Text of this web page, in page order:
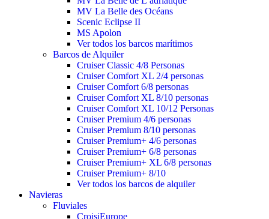
MV La Belle des Océans
Scenic Eclipse II
MS Apolon
Ver todos los barcos marítimos
Barcos de Alquiler
Cruiser Classic 4/8 Personas
Cruiser Comfort XL 2/4 personas
Cruiser Comfort 6/8 personas
Cruiser Comfort XL 8/10 personas
Cruiser Comfort XL 10/12 Personas
Cruiser Premium 4/6 personas
Cruiser Premium 8/10 personas
Cruiser Premium+ 4/6 personas
Cruiser Premium+ 6/8 personas
Cruiser Premium+ XL 6/8 personas
Cruiser Premium+ 8/10
Ver todos los barcos de alquiler
Navieras
Fluviales
CroisiEurope